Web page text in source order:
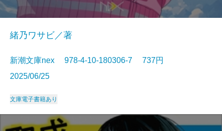
緒乃ワサビ／著
新潮文庫nex 978-4-10-180306-7 737円
2025/06/25
文庫電子書籍あり